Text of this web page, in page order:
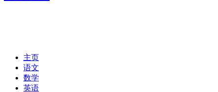
主页
语文
数学
英语